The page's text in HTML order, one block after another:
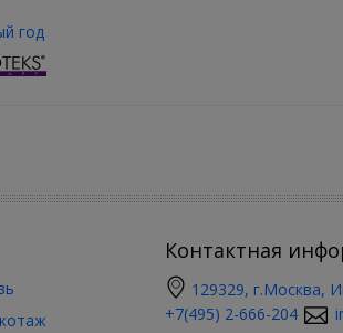
год
Контактная
129329, г.Москва,
+7(495) 2-666-204